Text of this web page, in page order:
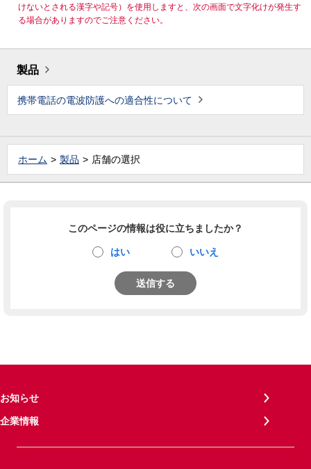
けないとされる漢字や記号）を使用しますと、次の画面で文字化けが発生す
る場合がありますのでご注意ください。
製品
携帯電話の電波防護への適合性について
ホーム 製品 店舗の選択
このページの情報は役に立ちましたか？
はい いいえ
送信する
お知らせ
企業情報